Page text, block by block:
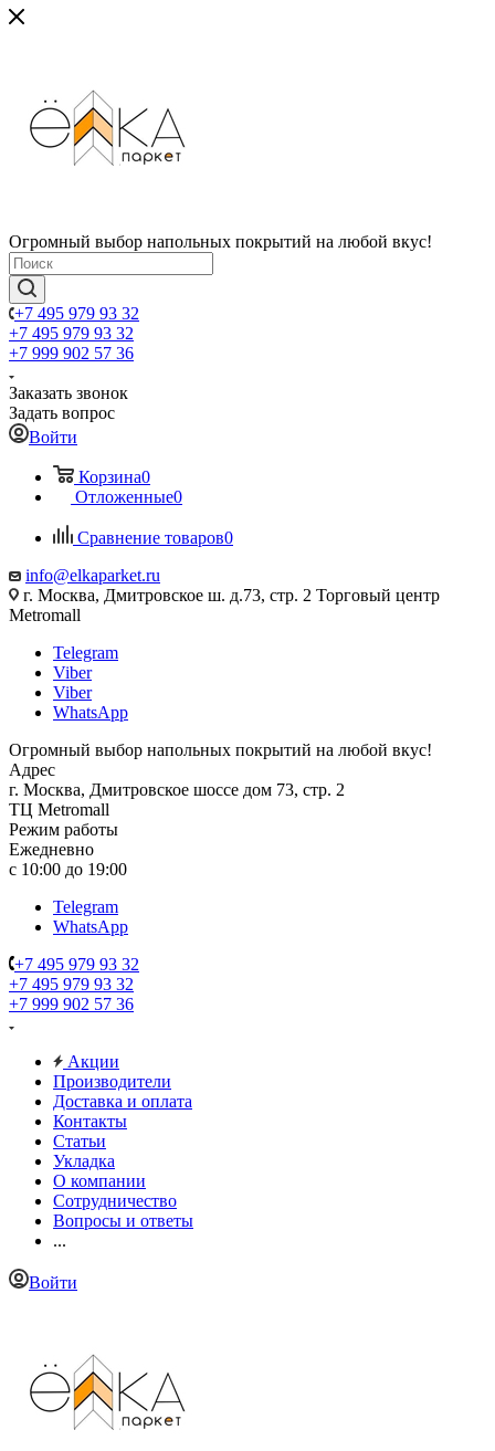
Огромный выбор напольных покрытий на любой вкус!
+7 495 979 93 32
+7 495 979 93 32
+7 999 902 57 36
Заказать звонок
Задать вопрос
Войти
Корзина0
Отложенные0
Сравнение товаров0
info@elkaparket.ru
г. Москва, Дмитровское ш. д.73, стр. 2 Торговый центр
Metromall
Telegram
Viber
Viber
WhatsApp
Огромный выбор напольных покрытий на любой вкус!
Адрес
г. Москва, Дмитровское шоссе дом 73, стр. 2
ТЦ Metromall
Режим работы
Ежедневно
с 10:00 до 19:00
Telegram
WhatsApp
+7 495 979 93 32
+7 495 979 93 32
+7 999 902 57 36
Акции
Производители
Доставка и оплата
Контакты
Статьи
Укладка
О компании
Сотрудничество
Вопросы и ответы
...
Войти